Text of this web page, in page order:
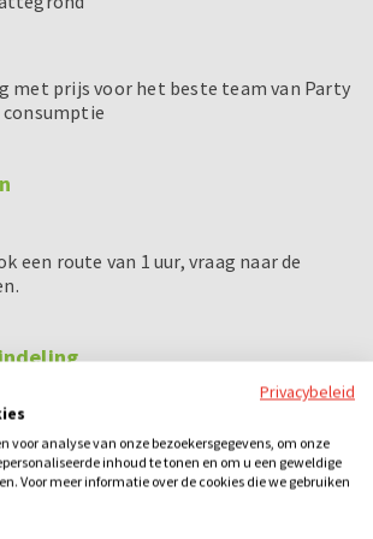
met prijs voor het beste team van Party
consumptie
een route van 1 uur, vraag naar de
Steppen
Lunch
Privacybeleid
voor analyse van onze bezoekersgegevens, om onze
inhoud te tonen en om u een geweldige
Voor meer informatie over de cookies die we gebruiken